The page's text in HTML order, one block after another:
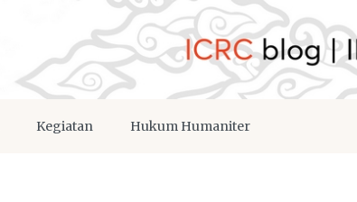
Kegiatan Hukum Humaniter